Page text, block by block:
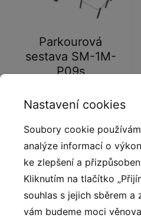
Parkourová
sestava SM-1M-
P09s
Nastavení cookies
Soubory cookie
analýze informací o
ke zlepšení a
Kliknutím na tlačítko
souhlas s jejich sběrem a
vám budeme moci